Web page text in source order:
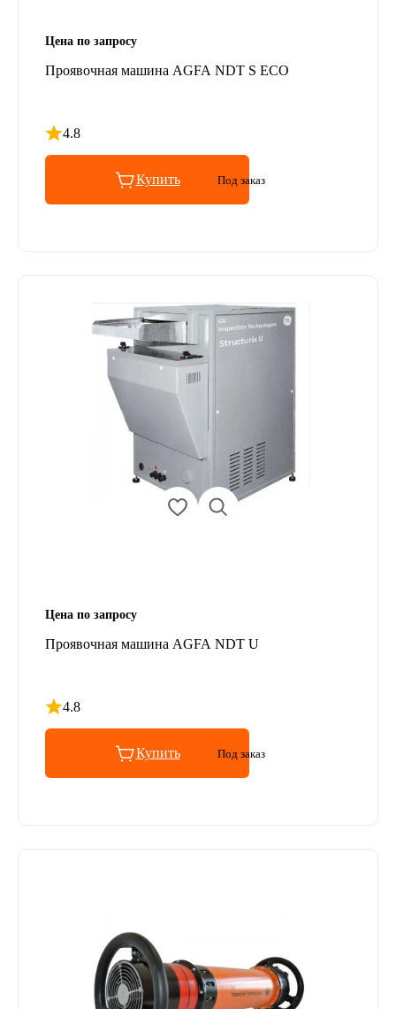
Цена по запросу
Проявочная машина AGFA NDT S ECO
4.8
Рейтинг 4.8 из 5
Купить Под заказ
Цена по запросу
Проявочная машина AGFA NDT U
4.8
Рейтинг 4.8 из 5
Купить Под заказ